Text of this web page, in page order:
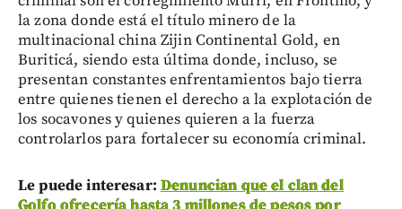
la zona donde está el título minero de la
multinacional china Zijin Continental Gold, en
Buriticá, siendo esta última donde, incluso, se
presentan constantes enfrentamientos bajo tierra
entre quienes tienen el derecho a la explotación de
los socavones y quienes quieren a la fuerza
controlarlos para fortalecer su economía criminal.
Le puede interesar: Denuncian que el clan del